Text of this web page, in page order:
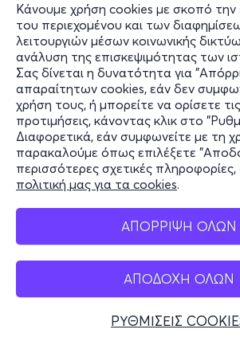
Κάνουμε χρήση cookies με σκοπό την
του περιεχομένου και των
λειτουργιών μέσων κοινωνικής
ανάλυση της επισκεψιμότητας των
Σας δίνεται η δυνατότητα για
απαραίτητων cookies, εάν δεν
χρήση τους, ή μπορείτε να ορίσετε
προτιμήσεις, κάνοντας κλικ στο
Διαφορετικά, εάν συμφωνείτε με τη
παρακαλούμε όπως επιλέξετε
περισσότερες σχετικές
πολιτική μας για τα cookies.
ΑΠΟΡΡΙΨΗ ΟΛΩΝ
ΑΠΟΔΟΧΗ ΟΛΩΝ
ΡΥΘΜΙΣΕΙΣ